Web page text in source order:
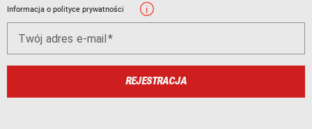
Informacja o polityce prywatności
Twój adres e-mail
REJESTRACJA